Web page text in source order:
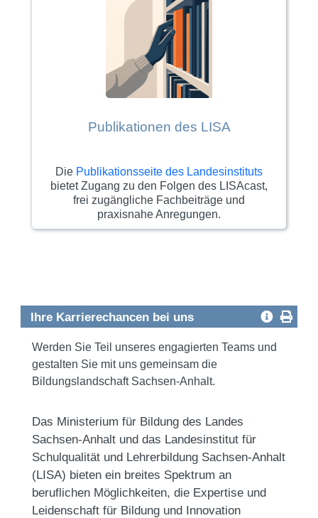
Publikationen des LISA
Die Publikationsseite des Landesinstituts
bietet Zugang zu den Folgen des LISAcast,
frei zugängliche Fachbeiträge und
praxisnahe Anregungen.
Ihre Karrierechancen bei uns
Werden Sie Teil unseres engagierten Teams und
gestalten Sie mit uns gemeinsam die
Bildungslandschaft Sachsen-Anhalt.
Das Ministerium für Bildung des Landes
Sachsen-Anhalt und das Landesinstitut für
Schulqualität und Lehrerbildung Sachsen-Anhalt
(LISA) bieten ein breites Spektrum an
beruflichen Möglichkeiten, die Expertise und
Leidenschaft für Bildung und Innovation